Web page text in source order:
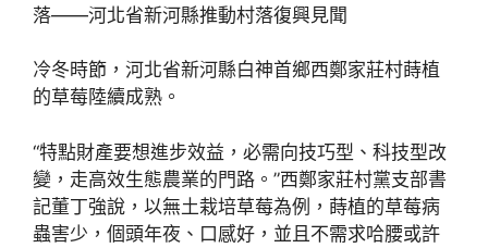
落——河北省新河縣推動村落復興見聞
冷冬時節，河北省新河縣白神首鄉西鄭家莊村蒔植
的草莓陸續成熟。
“特點財產要想進步效益，必需向技巧型、科技型改
變，走高效生態農業的門路。”西鄭家莊村黨支部書
記董丁強說，以無土栽培草莓為例，蒔植的草莓病
蟲害少，個頭年夜、口感好，並且不需求哈腰或許